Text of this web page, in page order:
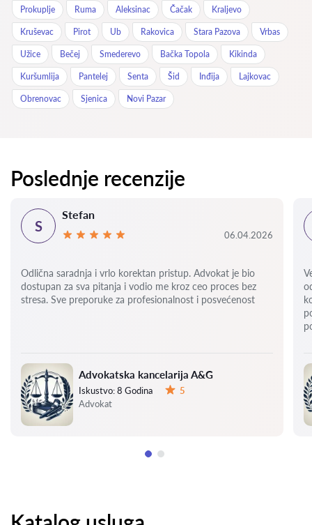
Prokuplje Ruma Aleksinac Čačak Kraljevo
Kruševac Pirot Ub Rakovica Stara Pazova Vrbas
Užice Bečej Smederevo Bačka Topola Kikinda
Kuršumlija Pantelej Senta Šid Inđija Lajkovac
Obrenovac Sjenica Novi Pazar
Poslednje recenzije
Advokatska kancelarija A&G
Iskustvo:8 Godina
5
Advokat
S
Stefan
06.04.2026
Odlična saradnja i vrlo korektan pristup. Advokat je bio
dostupan za sva pitanja i vodio me kroz ceo proces bez
stresa. Sve preporuke za profesionalnost i posvećenost